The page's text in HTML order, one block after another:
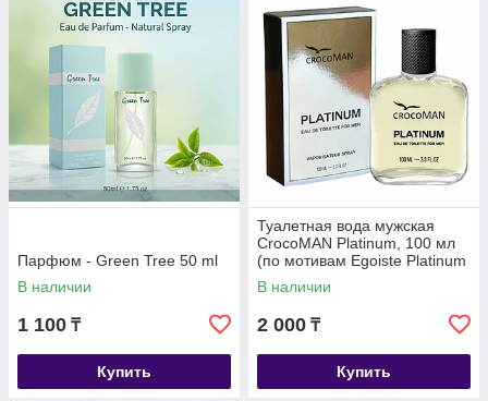
Парфюм - Green Tree 50 ml
В наличии
1 100 ₸
Купить
Туалетная вода мужская
CrocoMAN Platinum, 100 мл
(по мотивам Egoiste Platinum
(Chanel)
В наличии
2 000 ₸
Купить